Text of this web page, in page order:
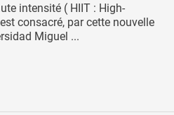
intensité ( HIIT : High-
consacré, par cette nouvelle
Miguel ...